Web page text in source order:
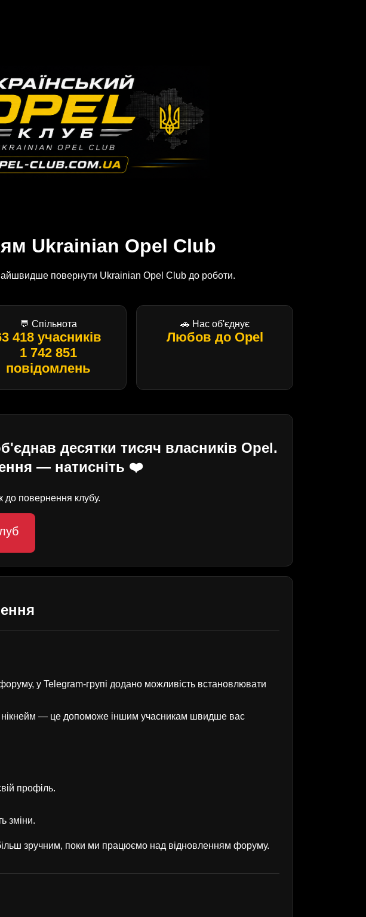
Ukrainian Opel Club
повернути Ukrainian Opel Club до роботи.
💬 Спільнота
418 учасників
1 742 851
повідомлень
🚗 Нас об'єднує
Любов до Opel
десятки тисяч власників Opel.
— натисніть ❤️
повернення клубу.
у Telegram-групі додано можливість встановлювати
нікнейм — це допоможе іншим учасникам швидше вас
профіль.
зміни.
зручним, поки ми працюємо над відновленням форуму.